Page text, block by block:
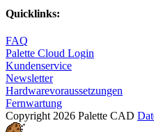
Quicklinks:
FAQ
Palette Cloud Login
Kundenservice
Newsletter
Hardwarevoraussetzungen
Fernwartung
Copyright 2026 Palette CAD